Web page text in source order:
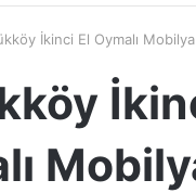
İkinci El Oymalı